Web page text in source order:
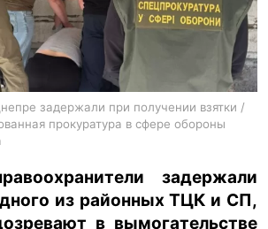
задержали при получении взятки /
прокуратура в сфере обороны
задержали
из районных ТЦК и СП,
в вымогательстве